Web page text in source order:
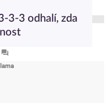
3-3 odhalí, zda